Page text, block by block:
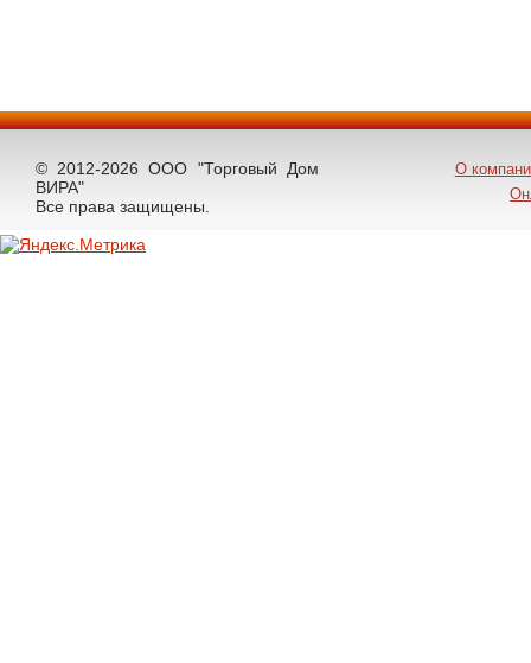
© 2012-2026 ООО "Торговый Дом
ВИРА"
Все права защищены.
О